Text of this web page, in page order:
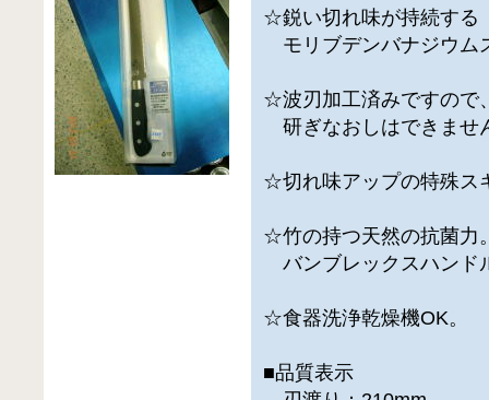
☆鋭い切れ味が持続する
モリブデンバナジウム
☆波刃加工済みですので
研ぎなおしはできませ
☆切れ味アップの特殊ス
☆竹の持つ天然の抗菌力
バンブレックスハンド
☆食器洗浄乾燥機OK。
■品質表示